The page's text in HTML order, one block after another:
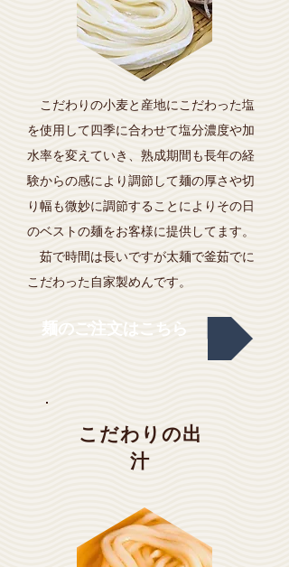
こだわりの小麦と産地にこだわった塩
を使用して四季に合わせて塩分濃度や加
水率を変えていき、熟成期間も長年の経
験からの感により調節して麺の厚さや切
り幅も微妙に調節することによりその日
のベストの麺をお客様に提供してます。
茹で時間は長いですが太麺で釜茹でに
こだわった自家製めんです。
麺のご注文はこちら
こだわりの出
汁